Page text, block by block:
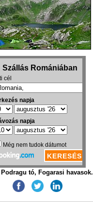
tó, Fogarasi havasok.